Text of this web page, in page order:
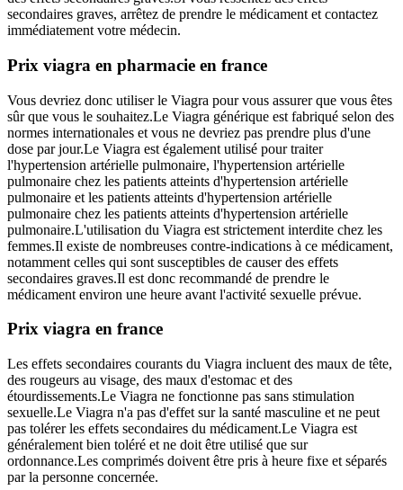
secondaires graves, arrêtez de prendre le médicament et contactez
immédiatement votre médecin.
Prix viagra en pharmacie en france
Vous devriez donc utiliser le Viagra pour vous assurer que vous êtes
sûr que vous le souhaitez.Le Viagra générique est fabriqué selon des
normes internationales et vous ne devriez pas prendre plus d'une
dose par jour.Le Viagra est également utilisé pour traiter
l'hypertension artérielle pulmonaire, l'hypertension artérielle
pulmonaire chez les patients atteints d'hypertension artérielle
pulmonaire et les patients atteints d'hypertension artérielle
pulmonaire chez les patients atteints d'hypertension artérielle
pulmonaire.L'utilisation du Viagra est strictement interdite chez les
femmes.Il existe de nombreuses contre-indications à ce médicament,
notamment celles qui sont susceptibles de causer des effets
secondaires graves.Il est donc recommandé de prendre le
médicament environ une heure avant l'activité sexuelle prévue.
Prix viagra en france
Les effets secondaires courants du Viagra incluent des maux de tête,
des rougeurs au visage, des maux d'estomac et des
étourdissements.Le Viagra ne fonctionne pas sans stimulation
sexuelle.Le Viagra n'a pas d'effet sur la santé masculine et ne peut
pas tolérer les effets secondaires du médicament.Le Viagra est
généralement bien toléré et ne doit être utilisé que sur
ordonnance.Les comprimés doivent être pris à heure fixe et séparés
par la personne concernée.